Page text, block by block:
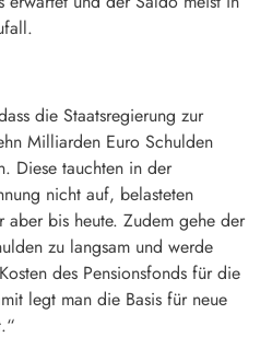
die Staatsregierung zur
Milliarden Euro Schulden
Diese tauchten in der
nicht auf, belasteten
aber bis heute. Zudem gehe der
zu langsam und werde
des Pensionsfonds für die
legt man die Basis für neue